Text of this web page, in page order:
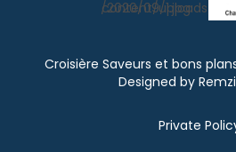
Croisière Saveurs et bons
Designed by
Private